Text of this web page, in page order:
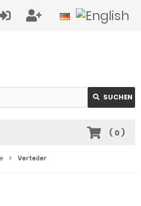
SUCHEN
( 0)
Verteiler